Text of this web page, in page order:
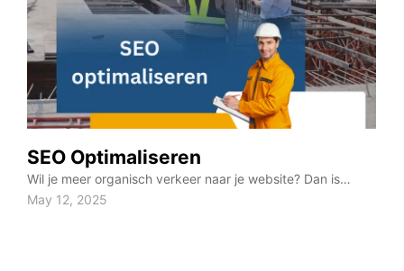
SEO Optimaliseren
Wil je meer organisch verkeer naar je website? Dan is…
May 12, 2025